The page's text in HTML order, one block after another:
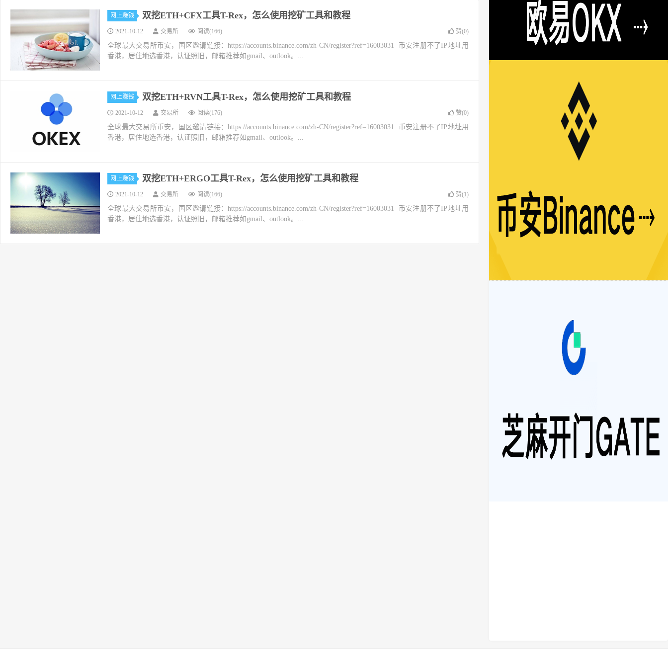
网上赚钱 双挖ETH+CFX工具T-Rex，怎么使用挖矿工具和教程
2021-10-12 交易所 阅读(166) 赞(0)
全球最大交易所币安，国区邀请链接：https://accounts.binance.com/zh-CN/register?ref=16003031 币安注册不了IP地址用
香港，居住地选香港，认证照旧，邮箱推荐如gmail、outlook。...
网上赚钱 双挖ETH+RVN工具T-Rex，怎么使用挖矿工具和教程
2021-10-12 交易所 阅读(176) 赞(0)
全球最大交易所币安，国区邀请链接：https://accounts.binance.com/zh-CN/register?ref=16003031 币安注册不了IP地址用
香港，居住地选香港，认证照旧，邮箱推荐如gmail、outlook。...
网上赚钱 双挖ETH+ERGO工具T-Rex，怎么使用挖矿工具和教程
2021-10-12 交易所 阅读(166) 赞(1)
全球最大交易所币安，国区邀请链接：https://accounts.binance.com/zh-CN/register?ref=16003031 币安注册不了IP地址用
香港，居住地选香港，认证照旧，邮箱推荐如gmail、outlook。...